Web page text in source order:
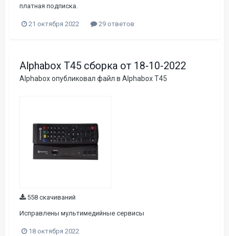
платная подписка.
21 октября 2022 29 ответов
Alphabox T45 сборка от 18-10-2022
Alphaboxопубликовал файл в Alphabox T45
558 скачиваний
Исправлены мультимедийные сервисы
18 октября 2022